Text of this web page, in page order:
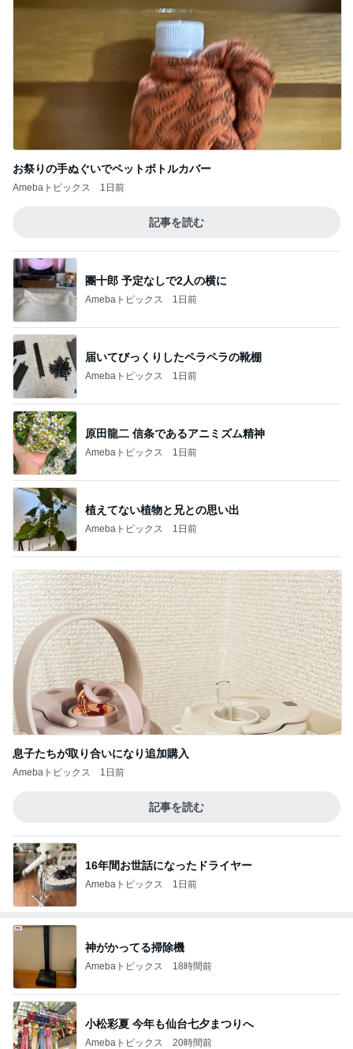
お祭りの手ぬぐいでペットボトルカバー
Amebaトピックス 1日前
記事を読む
團十郎 予定なしで2人の横に
Amebaトピックス 1日前
届いてびっくりしたペラペラの靴棚
Amebaトピックス 1日前
原田龍二 信条であるアニミズム精神
Amebaトピックス 1日前
植えてない植物と兄との思い出
Amebaトピックス 1日前
息子たちが取り合いになり追加購入
Amebaトピックス 1日前
記事を読む
16年間お世話になったドライヤー
Amebaトピックス 1日前
神がかってる掃除機
Amebaトピックス 18時間前
小松彩夏 今年も仙台七夕まつりへ
Amebaトピックス 20時間前